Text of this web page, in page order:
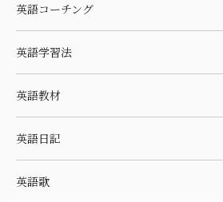
英語コーチング
英語学習法
英語教材
英語日記
英語歌